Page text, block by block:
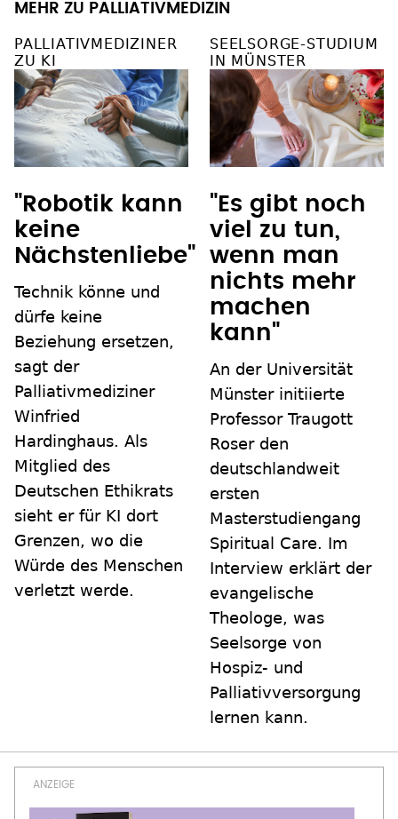
MEHR ZU PALLIATIVMEDIZIN
PALLIATIVMEDIZINER
ZU KI
"Robotik kann
keine
Nächstenliebe"
Technik könne und
dürfe keine
Beziehung ersetzen,
sagt der
Palliativmediziner
Winfried
Hardinghaus. Als
Mitglied des
Deutschen Ethikrats
sieht er für KI dort
Grenzen, wo die
Würde des Menschen
verletzt werde.
SEELSORGE-STUDIUM
IN MÜNSTER
"Es gibt noch
viel zu tun,
wenn man
nichts mehr
machen
kann"
An der Universität
Münster initiierte
Professor Traugott
Roser den
deutschlandweit
ersten
Masterstudiengang
Spiritual Care. Im
Interview erklärt der
evangelische
Theologe, was
Seelsorge von
Hospiz- und
Palliativversorgung
lernen kann.